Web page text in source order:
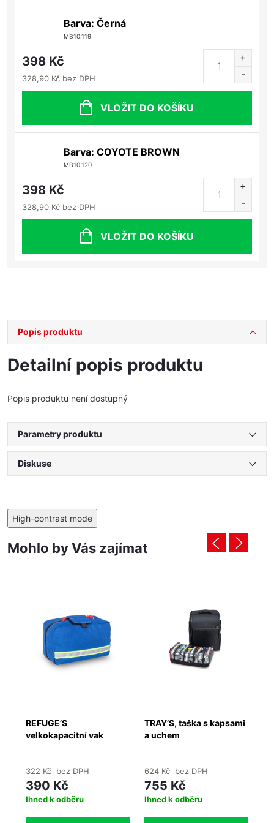
Barva: Černá
MB10.119
398 Kč
328,90 Kč bez DPH
VLOŽIT DO KOŠÍKU
Barva: COYOTE BROWN
MB10.120
398 Kč
328,90 Kč bez DPH
VLOŽIT DO KOŠÍKU
Popis produktu
Detailní popis produktu
Popis produktu není dostupný
Parametry produktu
Diskuse
High-contrast mode
Mohlo by Vás zajímat
REFUGE’S
velkokapacitní vak
322 Kč bez DPH
390 Kč
Ihned k odběru
TRAY’S, taška s kapsami
a uchem
624 Kč bez DPH
755 Kč
Ihned k odběru